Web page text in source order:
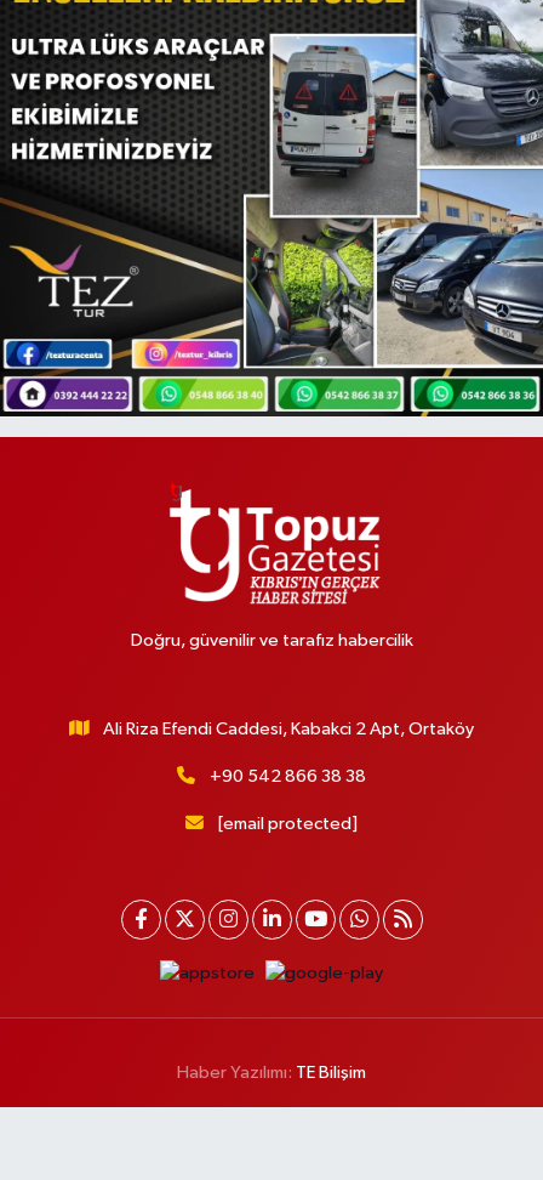
Doğru, güvenilir ve tarafız habercilik
Ali Riza Efendi Caddesi, Kabakci 2 Apt, Ortaköy
+90 542 866 38 38
[email protected]
Haber Yazılımı: TE Bilişim